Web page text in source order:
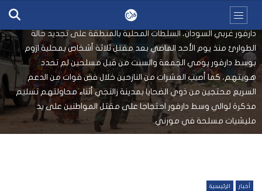
أجبرت الإعتداءات والهجمات المسلحة على النازحين في ولاية وسط
دارفور غربي السودان، السلطات المحلية بالمنطقة على تجديد حالة
الطوارئ منذ يوم الأحد الماضي بعد مقتل ثلاثة أشخاص بمحلية ازوم
بوسط دارفور يومي الجمعة والسبت من قبل مسلحين لم تحدد
هويتهم، كما أصيب العشرات من النازحين خلال فض قوات من الدعم
السريع محتجين من ذوي الضحايا بمدينة زالنجي أثناء محاولتهم تسليم
مذكرة لوالي وسط دارفور احتجاجا على مقتل المواطنين على يد
مليشيات مسلحة في مورني.
أخبار الرئيسية